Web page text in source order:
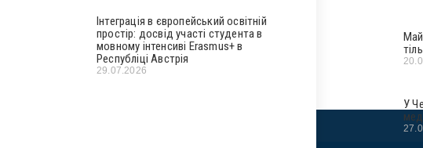
Інтеграція в європейський освітній
простір: досвід участі студента в
мовному інтенсиві Erasmus+ в
Республіці Австрія
29.07.2026
У